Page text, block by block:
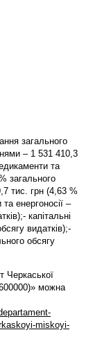
загального
– 1 531 410,3
та
загального
тис. грн (4,63 %
енергоносії –
капітальні
видатків);-
обсягу
Черкаської
можна
miskoyi-